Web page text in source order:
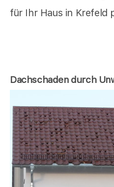
für Ihr Haus in Krefeld
Dachschaden durch